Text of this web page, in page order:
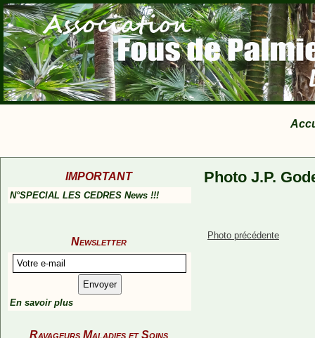
IMPORTANT
N°SPECIAL LES CEDRES News !!!
Newsletter
En savoir plus
Ravageurs Maladies et Soins
Photo J.P.
Photo précédente